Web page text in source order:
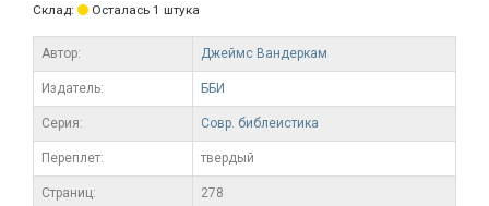
Склад: Осталась 1 штука
Автор: Джеймс Вандеркам
Издатель: ББИ
Серия: Совр. библеистика
Переплет: твердый
Cтраниц: 278